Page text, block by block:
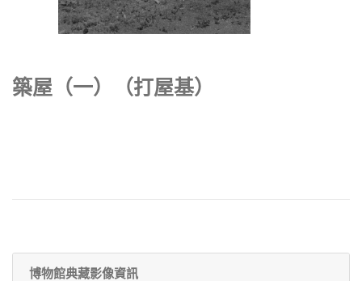
築屋（一）（打屋基）
博物館典藏影像資訊